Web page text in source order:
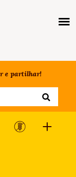
e partilhar!